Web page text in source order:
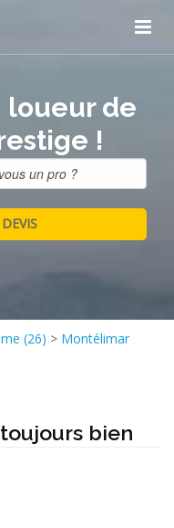
loueur de
!
(26) > Montélimar
bien